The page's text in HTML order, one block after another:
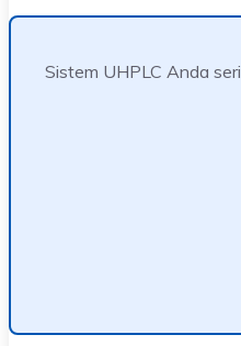
Sistem UHPLC Anda